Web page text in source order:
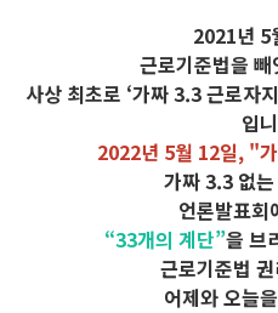
2021년 5
근로기준법을
사상 최초로 ‘가짜 3.3 근로자
입
2022년 5월 12일, "
가짜 3.3 없
언론발표회
“33개의 계단”을 브
근로기준법
어제와 오늘